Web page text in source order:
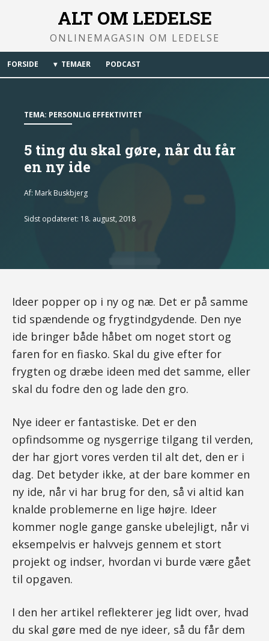
ALT OM LEDELSE
ONLINEMAGASIN OM LEDELSE
FORSIDE TEMAER PODCAST
TEMA: PERSONLIG EFFEKTIVITET
5 ting du skal gøre, når du får
en ny ide
Af: Mark Buskbjerg
Sidst opdateret: 18. august, 2018
Ideer popper op i ny og næ. Det er på samme
tid spændende og frygtindgydende. Den nye
ide bringer både håbet om noget stort og
faren for en fiasko. Skal du give efter for
frygten og dræbe ideen med det samme, eller
skal du fodre den og lade den gro.
Nye ideer er fantastiske. Det er den
opfindsomme og nysgerrige tilgang til verden,
der har gjort vores verden til alt det, den er i
dag. Det betyder ikke, at der bare kommer en
ny ide, når vi har brug for den, så vi altid kan
knalde problemerne en lige højre. Ideer
kommer nogle gange ganske ubelejligt, når vi
eksempelvis er halvvejs gennem et stort
projekt og indser, hvordan vi burde være gået
til opgaven.
I den her artikel reflekterer jeg lidt over, hvad
du skal gøre med de nye ideer, så du får dem